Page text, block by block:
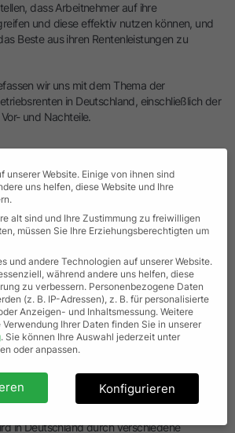
dass Arbeitnehmer auf ihre
und diese effektiv nutzen können, und
Beste aus ihren Rentenleistungen zu
wir uns mit dem Thema der
in Deutschland, einschließlich der
und Nachteile.
in Bezug
der betrieblichen Altersvorsorge in
die Übertragbarkeit auf die Möglichkeit
angesammelten Rentenansprüche von
Rentenanbieter auf einen anderen zu
wichtiger Faktor für Arbeitnehmer sein, die
wechseln oder einen nicht linearen
sie so die Kontinuität ihrer
bei einem Arbeitgeberwechsel verloren
in Deutschland durch verschiedene
unserer Website. Einige von ihnen sind
uns helfen, diese Website und Ihre
alt sind und Ihre Zustimmung zu freiwilligen
müssen Sie Ihre Erziehungsberechtigten um
und andere Technologien auf unserer Website.
während andere uns helfen, diese
zu verbessern. Personenbezogene Daten
(z. B. IP-Adressen), z. B. für personalisierte
Anzeigen- und Inhaltsmessung. Weitere
Ihrer Daten finden Sie in unserer
. Sie können Ihre Auswahl jederzeit unter
oder anpassen.
Konfigurieren
alt sind und Ihre Zustimmung zu freiwilligen